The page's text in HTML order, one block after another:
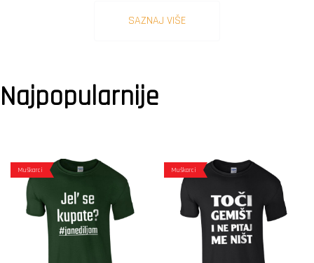
SAZNAJ VIŠE
Najpopularnije
Muškarci Muškarci